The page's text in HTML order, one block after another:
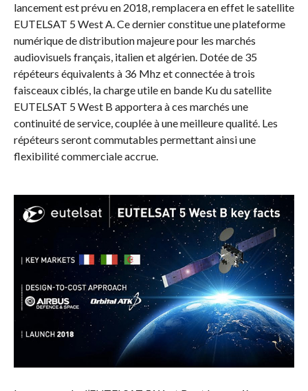
lancement est prévu en 2018, remplacera en effet le satellite
EUTELSAT 5 West A. Ce dernier constitue une plateforme
numérique de distribution majeure pour les marchés
audiovisuels français, italien et algérien. Dotée de 35
répéteurs équivalents à 36 Mhz et connectée à trois
faisceaux ciblés, la charge utile en bande Ku du satellite
EUTELSAT 5 West B apportera à ces marchés une
continuité de service, couplée à une meilleure qualité. Les
répéteurs seront commutables permettant ainsi une
flexibilité commerciale accrue.